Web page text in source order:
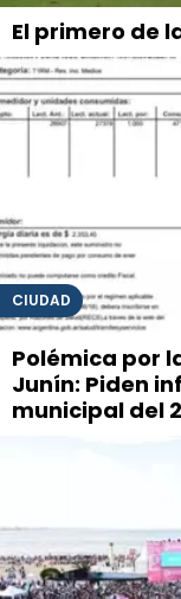
El primero de
CIUDAD
Polémica por
Junín: Piden
municipal del